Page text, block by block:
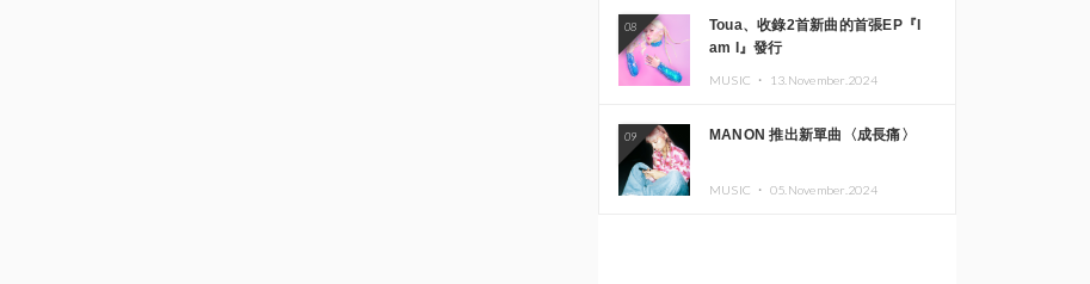
08
Toua、收錄2首新曲的首張EP『I
am I』發行
MUSIC ・ 13.November.2024
09 MANON 推出新單曲〈成長痛〉
MUSIC ・ 05.November.2024